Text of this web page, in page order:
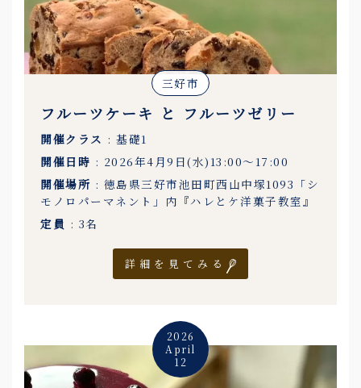
三好市
フルーツケーキ と フルーツゼリー
開催クラス : 基礎1
開催日時 : 2026年4月9日(水)13:00〜17:00
開催場所 : 徳島県三好市池田町西山中塚1093「シ
モノロパーマネント」内『ハレとケ洋菓子教室』
定員 : 3名
詳細を見てみる
2026
April
12